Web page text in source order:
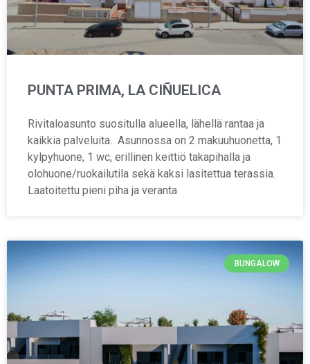
PUNTA PRIMA, LA CIÑUELICA
Rivitaloasunto suositulla alueella, lähellä rantaa ja
kaikkia palveluita. Asunnossa on 2 makuuhuonetta, 1
kylpyhuone, 1 wc, erillinen keittiö takapihalla ja
olohuone/ruokailutila sekä kaksi lasitettua terassia.
Laatoitettu pieni piha ja veranta
BUNGALOW